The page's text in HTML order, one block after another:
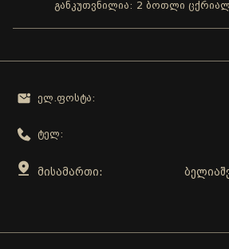
განკუთვნილია: 2 ბოთლი
ელ.ფოსტა:
ტელ:
მისამართი: